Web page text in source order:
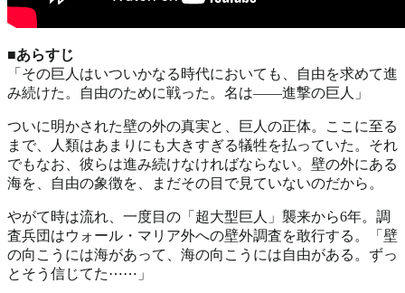
■あらすじ
「その巨人はいついかなる時代においても、自由を求めて進
み続けた。自由のために戦った。名は――進撃の巨人」
ついに明かされた壁の外の真実と、巨人の正体。ここに至る
まで、人類はあまりにも大きすぎる犠牲を払っていた。それ
でもなお、彼らは進み続けなければならない。壁の外にある
海を、自由の象徴を、まだその目で見ていないのだから。
やがて時は流れ、一度目の「超大型巨人」襲来から6年。調
査兵団はウォール・マリア外への壁外調査を敢行する。「壁
の向こうには海があって、海の向こうには自由がある。ずっ
とそう信じてた⋯⋯」